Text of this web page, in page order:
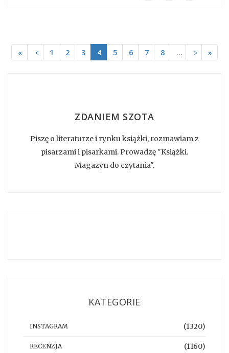
« ﹤ 1 2 3 4 5 6 7 8 … ﹥ »
ZDANIEM SZOTA
Piszę o literaturze i rynku książki, rozmawiam z
pisarzami i pisarkami. Prowadzę "Książki.
Magazyn do czytania".
KATEGORIE
INSTAGRAM (1320)
RECENZJA (1160)